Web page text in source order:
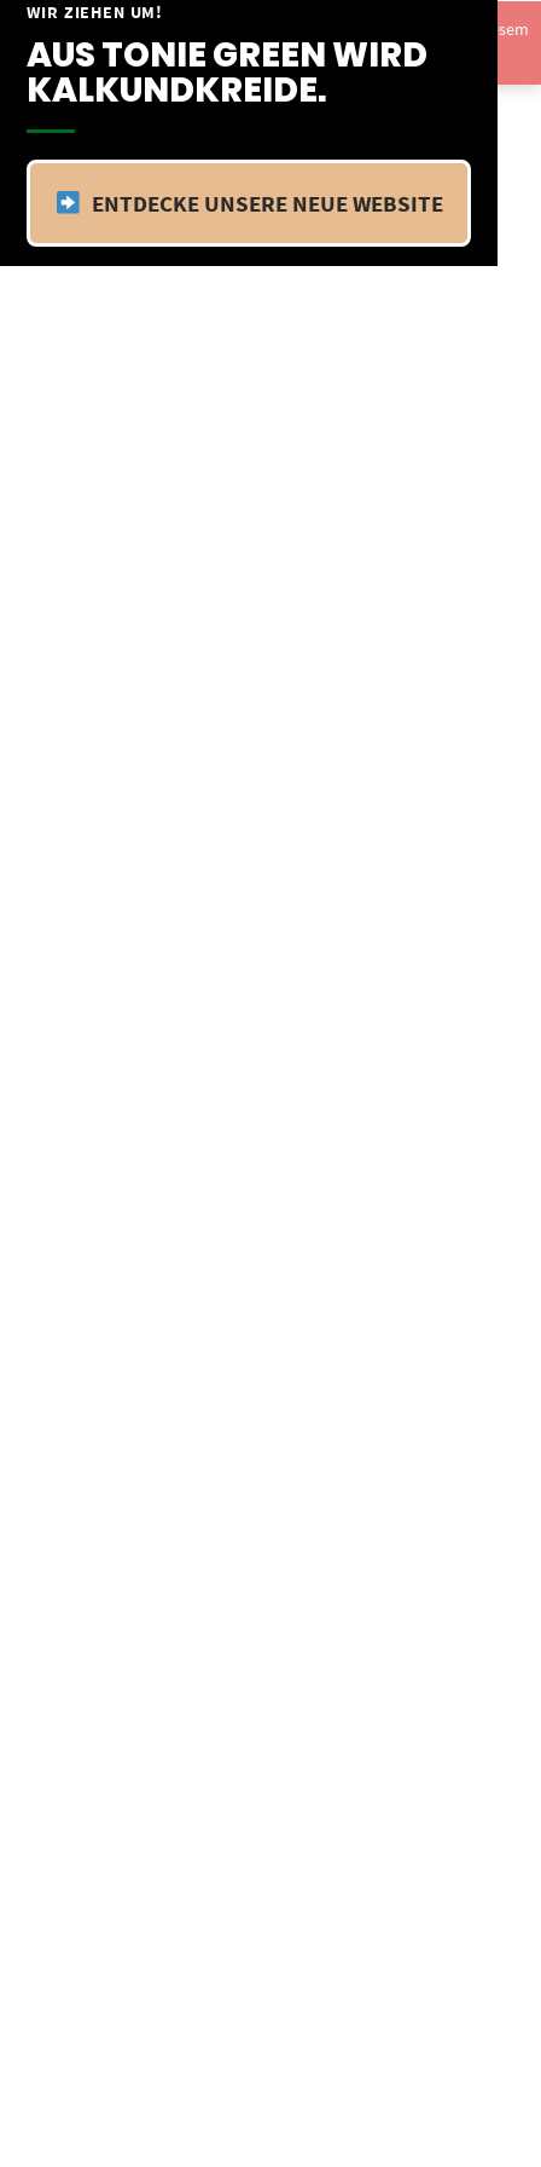
WIR ZIEHEN UM!
AUS TONIE GREEN WIRD
KALKUNDKREIDE.
ENTDECKE UNSERE NEUE WEBSITE
Springe
Inhalt
Vom 09.04.25 - 20.04.25 befinden wir uns im Betriebsurlaub. In diesem
Zeitraum findet kein Versand statt.Ausblenden